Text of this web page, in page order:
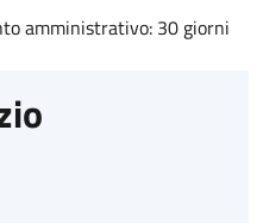
amministrativo: 30 giorni